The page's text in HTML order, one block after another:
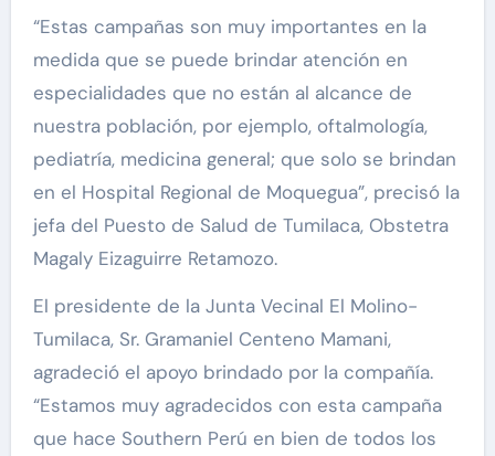
“Estas campañas son muy importantes en la
medida que se puede brindar atención en
especialidades que no están al alcance de
nuestra población, por ejemplo, oftalmología,
pediatría, medicina general; que solo se brindan
en el Hospital Regional de Moquegua”, precisó la
jefa del Puesto de Salud de Tumilaca, Obstetra
Magaly Eizaguirre Retamozo.
El presidente de la Junta Vecinal El Molino-
Tumilaca, Sr. Gramaniel Centeno Mamani,
agradeció el apoyo brindado por la compañía.
“Estamos muy agradecidos con esta campaña
que hace Southern Perú en bien de todos los